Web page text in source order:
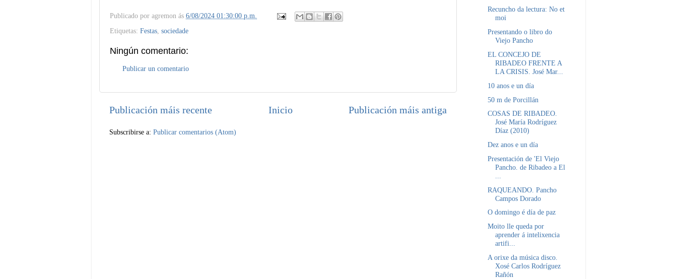
Publicado por agremon ás 6/08/2024 01:30:00 p.m.
Etiquetas: Festas sociedade
Ningún comentario:
Publicar un comentario
Publicación máis recente Publicación máis antiga
Inicio
Subscribirse a: Publicar comentarios (Atom)
Recuncho da lectura: No et
moi
Presentando o libro do
Viejo Pancho
EL CONCEJO DE
RIBADEO FRENTE A
LA CRISIS. José Mar...
10 anos e un día
50 m de Porcillán
COSAS DE RIBADEO.
José María Rodríguez
Díaz (2010)
Dez anos e un día
Presentación de 'El Viejo
Pancho. de Ribadeo a El
RAQUEANDO. Pancho
Campos Dorado
O domingo é día de paz
Moito lle queda por
aprender á intelixencia
artifi...
A orixe da música disco.
Xosé Carlos Rodríguez
Rañón